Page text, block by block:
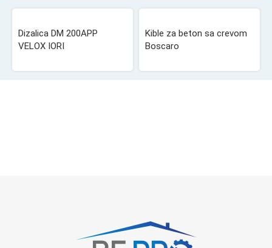
Dizalica DM 200APP
VELOX IORI
Kible za beton sa crevom
Boscaro